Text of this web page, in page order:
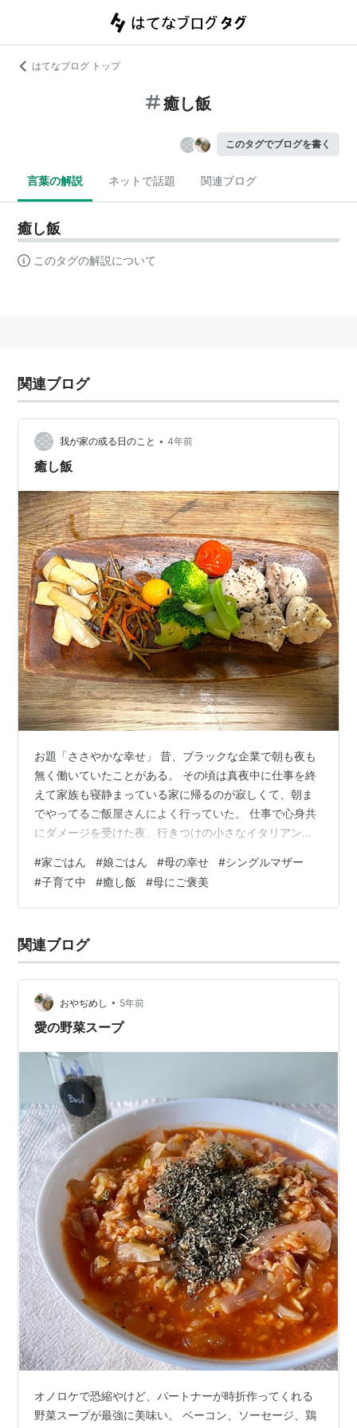
はてなブログ トップ
癒し飯
このタグでブログを書く
言葉の解説 ネットで話題 関連ブログ
癒し飯
このタグの解説について
関連ブログ
我が家の或る日のこと • 4年前
癒し飯
お題「ささやかな幸せ」 昔、ブラックな企業で朝も夜も
無く働いていたことがある。 その頃は真夜中に仕事を終
えて家族も寝静まっている家に帰るのが寂しくて、朝ま
でやってるご飯屋さんによく行っていた。 仕事で心身共
にダメージを受けた夜、行きつけの小さなイタリアンで
袋から辛い気持ちが浄化されるような感覚で いい歳なの
に、ご飯食べて泣くなんて自分でも信じられなかったけ
ど・・・。 でも癒されたことには間違いない。 今はブラ
齢の両親の夕飯を作り自宅に戻ると、子供たちもバイト
や外出で不在。 我が家のことには気…
#家ごはん #娘ごはん #母の幸せ #シングルマザー
#子育て中 #癒し飯 #母にご褒美
関連ブログ
おやぢめし • 5年前
愛の野菜スープ
オノロケで恐縮やけど、パートナーが時折作ってくれる
野菜スープが最強に美味い。 ベーコン、ソーセージ、鶏